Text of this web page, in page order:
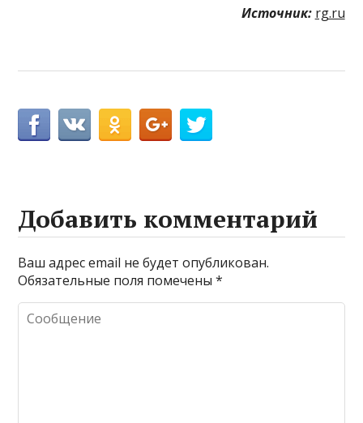
Источник: rg.ru
Добавить комментарий
Ваш адрес email не будет опубликован.
Обязательные поля помечены*